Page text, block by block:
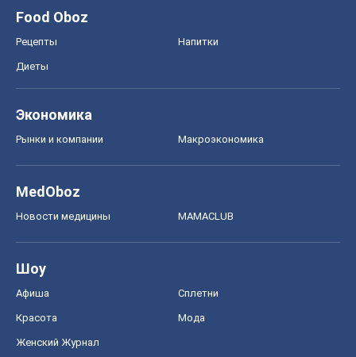
Food Oboz
Рецепты Напитки
Диеты
Экономика
Рынки и компании Mакроэкономика
MedOboz
Новости медицины MAMACLUB
Шоу
Афиша Сплетни
Красота Мода
Женский Журнал